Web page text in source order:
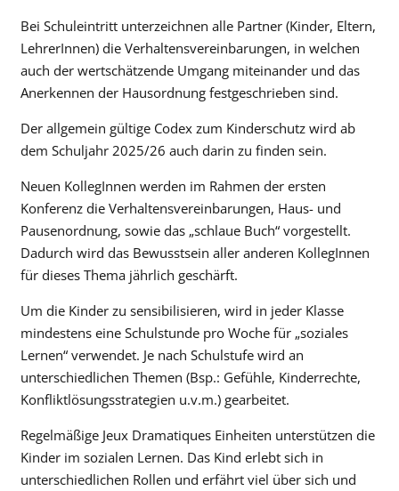
Bei Schuleintritt unterzeichnen alle Partner (Kinder, Eltern,
LehrerInnen) die Verhaltensvereinbarungen, in welchen
auch der wertschätzende Umgang miteinander und das
Anerkennen der Hausordnung festgeschrieben sind.
Der allgemein gültige Codex zum Kinderschutz wird ab
dem Schuljahr 2025/26 auch darin zu finden sein.
Neuen KollegInnen werden im Rahmen der ersten
Konferenz die Verhaltensvereinbarungen, Haus- und
Pausenordnung, sowie das „schlaue Buch“ vorgestellt.
Dadurch wird das Bewusstsein aller anderen KollegInnen
für dieses Thema jährlich geschärft.
Um die Kinder zu sensibilisieren, wird in jeder Klasse
mindestens eine Schulstunde pro Woche für „soziales
Lernen“ verwendet. Je nach Schulstufe wird an
unterschiedlichen Themen (Bsp.: Gefühle, Kinderrechte,
Konfliktlösungsstrategien u.v.m.) gearbeitet.
Regelmäßige Jeux Dramatiques Einheiten unterstützen die
Kinder im sozialen Lernen. Das Kind erlebt sich in
unterschiedlichen Rollen und erfährt viel über sich und